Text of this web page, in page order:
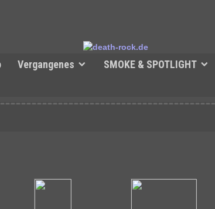
Vergangenes SMOKE & SPOTLIGHT